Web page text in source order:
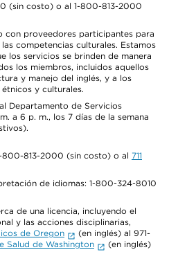
(sin costo) o al 1-800-813-2000
con proveedores participantes para
competencias culturales. Estamos
los servicios se brinden de manera
los miembros, incluidos aquellos
y manejo del inglés, y a los
y culturales.
Departamento de Servicios
a 6 p. m., los 7 días de la semana
800-813-2000 (sin costo) o al 711
de idiomas: 1-800-324-8010
de una licencia, incluyendo el
y las acciones disciplinarias,
de Oregon
(en inglés) al 971-
Salud de Washington
(en inglés)